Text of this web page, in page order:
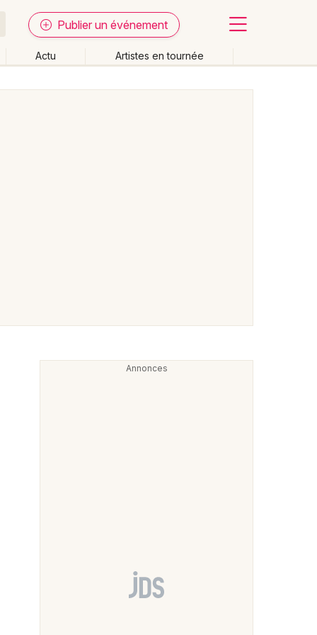
Publier un événement
Actu Artistes en tournée